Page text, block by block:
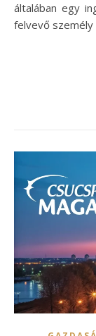
általában egy
felvevő